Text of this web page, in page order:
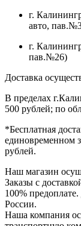
г.
авто,
г.
пав.№26)
Доставка
В пределах
500 рублей; по
*Бесплатная
единовременном
рублей.
Наш магазин
Заказы с
100%
России.
Наша компания